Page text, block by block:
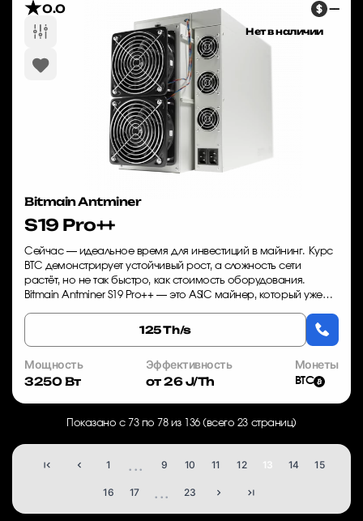
Bitmain Antminer
S19 Pro++
—
Сейчас — идеальное время для инвестиций в майнинг. Курс
BTC демонстрирует устойчивый рост, а сложность сети
растёт, но не так быстро, как стоимость оборудования.
Bitmain Antminer S19 Pro++ — это ASIC майнер, который уже
125 Th/s
Нет в наличии
0.0
Мощность
3250 Вт
Эффективность
от 26 J/Th
Монеты
BTC
1 ... 9 10 11 12 13 14 15
16 17 ... 23
Показано с 73 по 78 из 136 (всего 23 страниц)